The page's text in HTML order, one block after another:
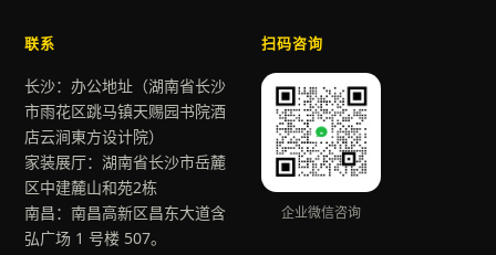
联系
长沙：办公地址（湖南省长沙
市雨花区跳马镇天赐园书院酒
店云涧東方设计院）
家装展厅：湖南省长沙市岳麓
区中建麓山和苑2栋
南昌：南昌高新区昌东大道含
弘广场 1 号楼 507。
扫码咨询
企业微信咨询